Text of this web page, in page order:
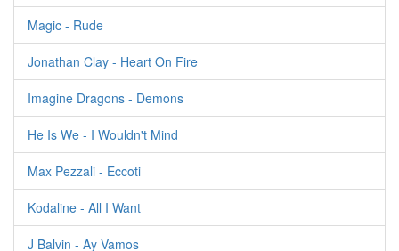
Magic - Rude
Jonathan Clay - Heart On Fire
Imagine Dragons - Demons
He Is We - I Wouldn't Mind
Max Pezzali - Eccoti
Kodaline - All I Want
J Balvin - Ay Vamos